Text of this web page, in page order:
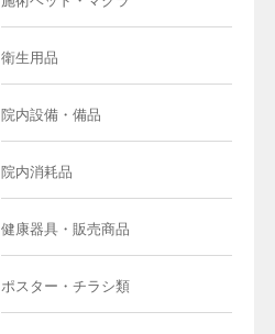
衛生用品
院内設備・備品
院内消耗品
健康器具・販売商品
ポスター・チラシ類